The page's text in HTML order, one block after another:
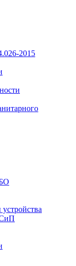
2015